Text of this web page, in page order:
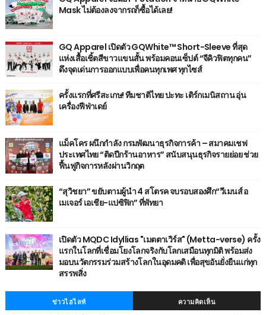
Mask ไม่ต้องลงจากรถก็ซื้อได้เลย!
GQ Apparel เปิดตัว GQWhite™ Short-Sleeve ที่สุด
แห่งเสื้อเชิ้ตสีขาวแขนสั้น พร้อมคอนเซ็ปต์ “จีคิวฟิตทุกคน”
ดึงจุดเด่นการออกแบบเพื่อคนทุกเพศ ทุกไซส์
ครั้งแรกที่ศรีสะเกษ! ทีมชาติไทย ปะทะ เติร์กเมนิสถาน อุ่น
เครื่องฟีฟ่าเดย์
แม็คโคร ผนึกกำลัง กรมพัฒนาธุรกิจการค้า – สมาคมเชฟ
ประเทศไทย “ติดปีกร้านอาหาร” สนับสนุนธุรกิจรายย่อย ช่วย
ฟื้นฟูกิจการหลังผ่านวิกฤต
“สุวิชยา” ขยับตามผู้นำ 4 สโตรค จบรอบสองศึก“วีเมนส์ อ
เมเจอร์ เอเชีย-แปซิฟิก” ที่พัทยา
เปิดตัว MQDC Idyllias "เมตตาเวิร์ส" (Metta-verse) ครั้ง
แรกในโลกที่เชื่อมโยงโลกจริงกับโลกเสมือนทุกมิติ พร้อมส่ง
มอบนวัตกรรมร่วมสร้างโลกในอุดมคติ เพื่อสุขอันยั่งยืนแก่ทุก
สรรพสิ่ง
ข่าวไฮไลท์ ความคิดเห็น